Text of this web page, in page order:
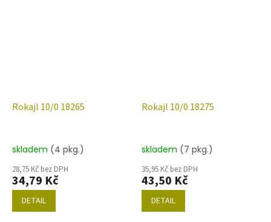
Rokajl 10/0 18265
skladem (4 pkg.)
28,75 Kč bez DPH
34,79 Kč
DETAIL
Rokajl 10/0 18275
skladem (7 pkg.)
35,95 Kč bez DPH
43,50 Kč
DETAIL